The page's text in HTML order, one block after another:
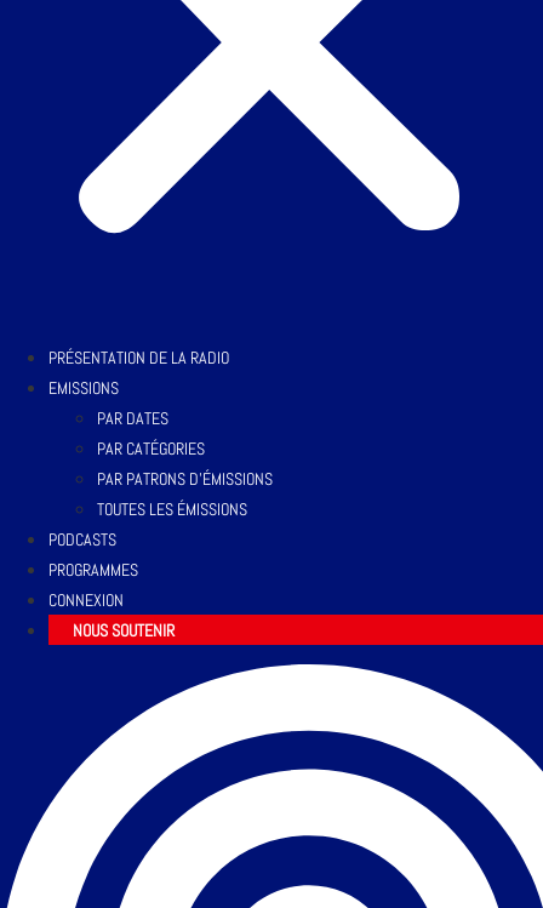
PRÉSENTATION DE LA RADIO
EMISSIONS
PAR DATES
PAR CATÉGORIES
PAR PATRONS D’ÉMISSIONS
TOUTES LES ÉMISSIONS
PODCASTS
PROGRAMMES
CONNEXION
NOUS SOUTENIR